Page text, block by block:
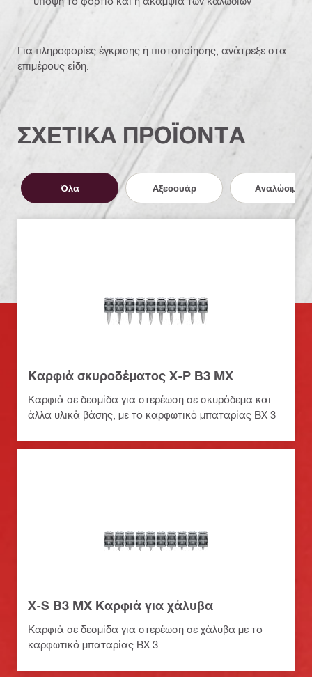
Για πληροφορίες έγκρισης ή πιστοποίησης, ανάτρεξε στα
επιμέρους είδη.
ΣΧΕΤΙΚΑ ΠΡΟΪΟΝΤΑ
Όλα Αξεσουάρ Αναλώσιμα
Καρφιά σκυροδέματος X-P B3 MX
Καρφιά σε δεσμίδα για στερέωση σε σκυρόδεμα και
άλλα υλικά βάσης, με το καρφωτικό μπαταρίας BX 3
X-S B3 MX Καρφιά για χάλυβα
Καρφιά σε δεσμίδα για στερέωση σε χάλυβα με το
καρφωτικό μπαταρίας BX 3